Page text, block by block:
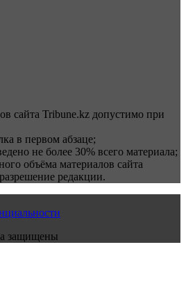
сайта Tribune.kz допустимо при
в первом абзаце;
не более 30% всего материала;
объёма материалов сайта
редакции.
защищены